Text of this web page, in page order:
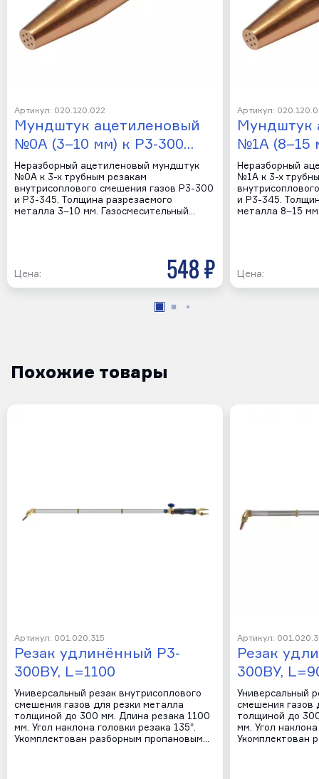
Артикул: 020.120.022
Мундштук ацетиленовый
№0А (3–10 мм) к Р3-300…
Неразборный ацетиленовый мундштук
№0А к 3-х трубным резакам
внутрисоплового смешения газов Р3-300
и Р3-345. Толщина разрезаемого
металла 3–10 мм. Газосмесительный…
Цена: 548 р
Артикул:
Мундштук
№1А (8–15
Неразборный
№1А к 3-х
и Р3-345.
металла 8–15
Цена:
Похожие товары
Артикул: 001.020.315
Резак удлинённый Р3-
300ВУ, L=1100
Универсальный резак внутрисоплового
смешения газов для резки металла
толщиной до 300 мм. Длина резака 1100
мм. Угол наклона головки резака 135°.
Укомплектован разборным пропановым…
Артикул:
Резак
300ВУ,
Универсальный
смешения газов
толщиной до
мм. Угол наклона
Укомплектован